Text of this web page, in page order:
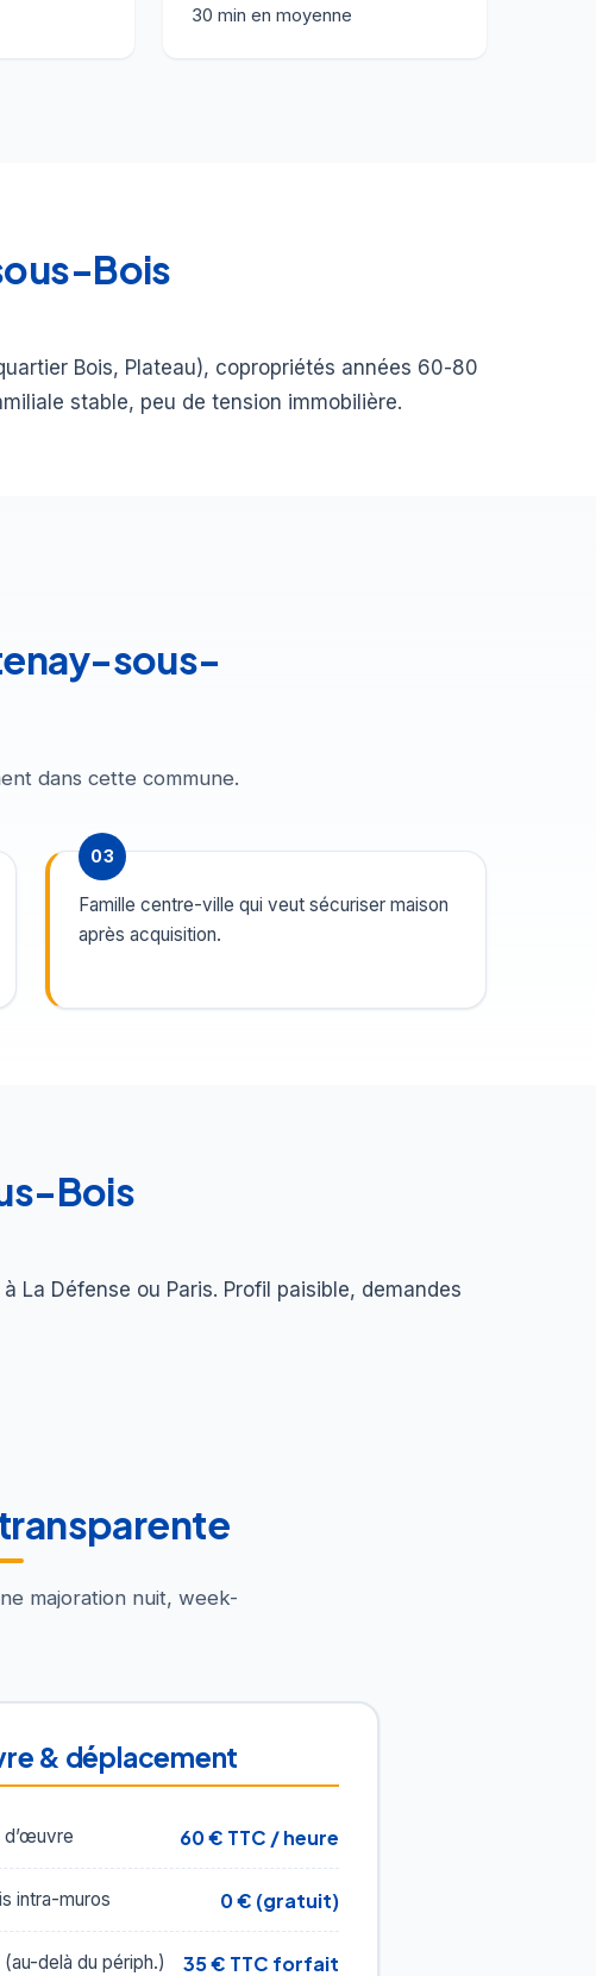
30 min en moyenne
Bois
Bois, Plateau), copropriétés années 60-80
stable, peu de tension immobilière.
sous-
dans cette commune.
03
Famille centre-ville qui veut sécuriser maison
après acquisition.
Bois
La Défense ou Paris. Profil paisible, demandes
majoration nuit, week-
& déplacement
d’œuvre 60 € TTC / heure
intra-muros 0 € (gratuit)
delà du périph.) 35 € TTC forfait